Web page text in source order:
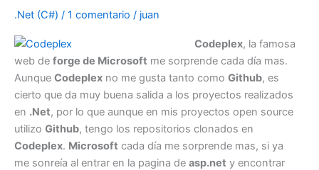
.Net (C#) / 1 comentario / juan
Codeplex, la famosa
web de forge de Microsoft me sorprende cada día mas.
Aunque Codeplex no me gusta tanto como Github, es
cierto que da muy buena salida a los proyectos realizados
en .Net, por lo que aunque en mis proyectos open source
utilizo Github, tengo los repositorios clonados en
Codeplex. Microsoft cada día me sorprende mas, si ya
me sonreía al entrar en la pagina de asp.net y encontrar